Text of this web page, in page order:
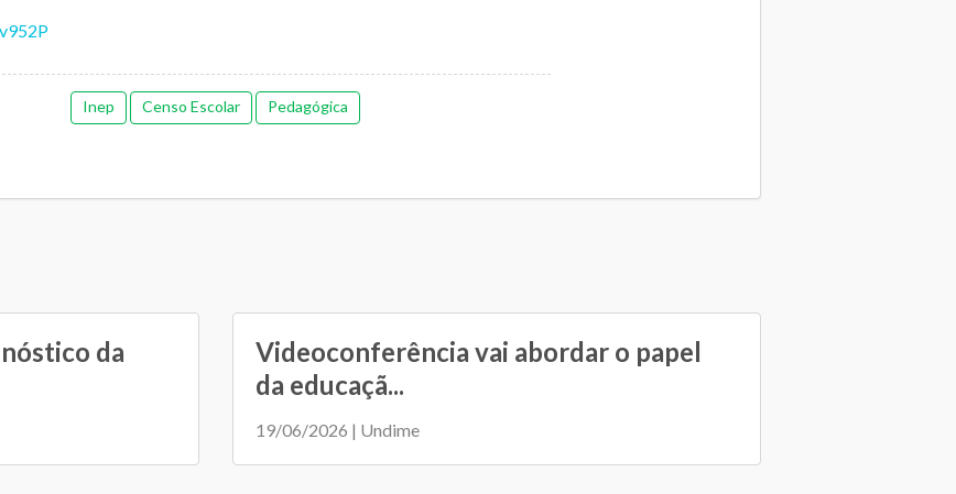
Inep Censo Escolar Pedagógica
da
Videoconferência vai abordar o papel
da educaçã...
19/06/2026 | Undime